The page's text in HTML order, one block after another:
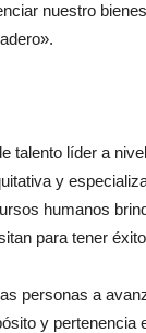
nuestro
talento líder a
y
humanos
para tener
personas a
y